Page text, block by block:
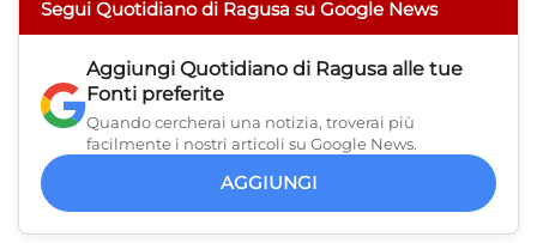
Segui Quotidiano di Ragusa su Google News
Aggiungi Quotidiano di Ragusa alle tue
Fonti preferite
Quando cercherai una notizia, troverai più
facilmente i nostri articoli su Google News.
AGGIUNGI